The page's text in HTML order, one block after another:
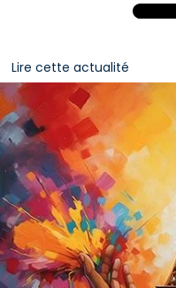
Lire cette actualité